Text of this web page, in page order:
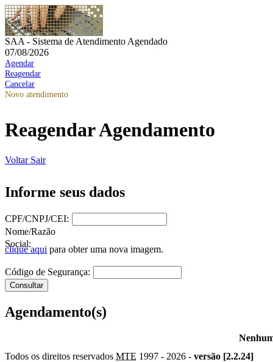
SAA - Sistema de Atendimento Agendado
07/08/2026
Agendar
Reagendar
Cancelar
Novo atendimento
Reagendar Agendamento
Voltar Sair
Informe seus dados
CPF/CNPJ/CEI:
Nome/Razão
Social:
clique aqui para obter uma nova imagem.
Código de Segurança:
Agendamento(s)
Todos os direitos reservados MTE 1997 - 2026 - versão [2.2.24]